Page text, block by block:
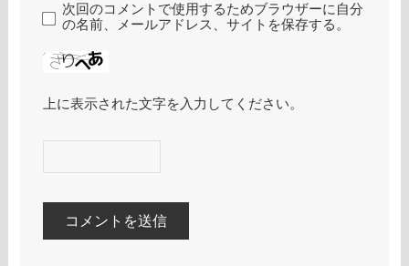
次回のコメントで使用するためブラウザーに自分
の名前、メールアドレス、サイトを保存する。
上に表示された文字を入力してください。